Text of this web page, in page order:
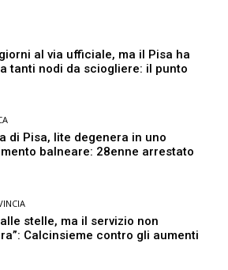
al via ufficiale, ma il Pisa ha
tanti nodi da sciogliere: il punto
di Pisa, lite degenera in uno
balneare: 28enne arrestato
alle stelle, ma il servizio non
Calcinsieme contro gli aumenti